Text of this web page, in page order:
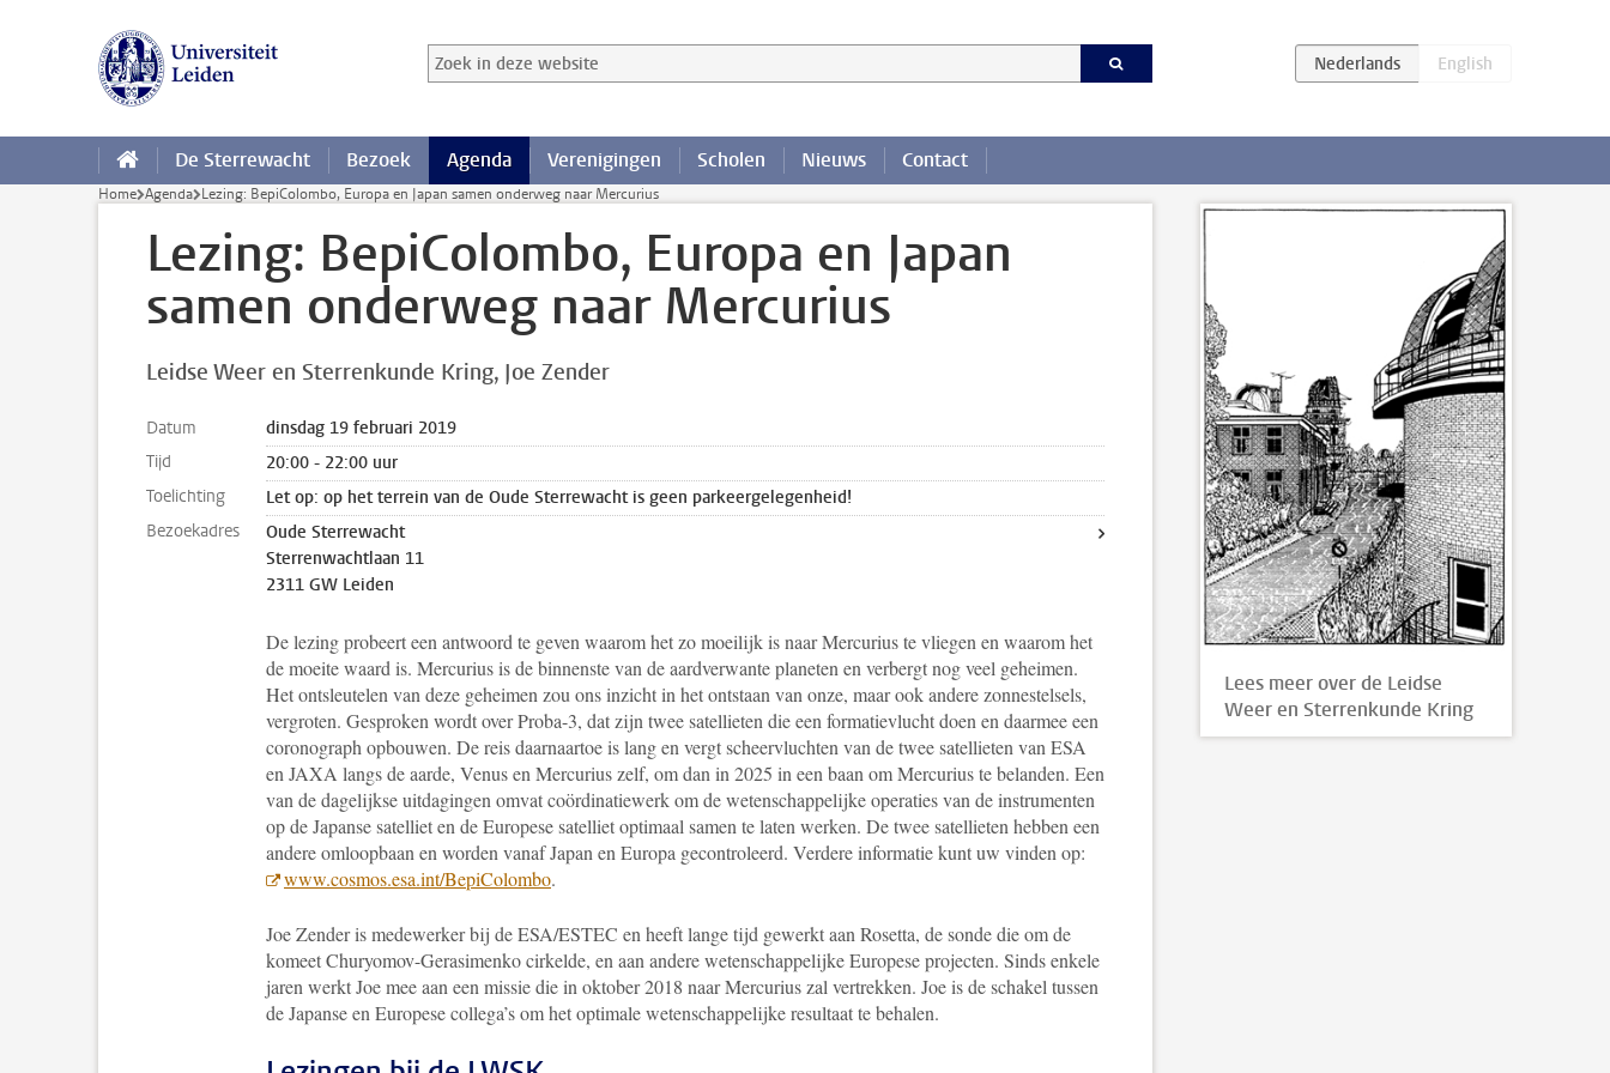
Zoek in deze website
Zoekterm
De Sterrewacht Bezoek Agenda Verenigingen Scholen Nieuws Contact
Home Agenda Lezing: BepiColombo, Europa en Japan samen onderweg naar Mercurius
Lezing: BepiColombo, Europa en Japan
samen onderweg naar Mercurius
Leidse Weer en Sterrenkunde Kring Joe Zender
Datum
dinsdag 19 februari 2019
Tijd
20:00 - 22:00 uur
Toelichting
Let op: op het terrein van de Oude Sterrewacht is geen parkeergelegenheid!
Bezoekadres
Oude Sterrewacht
Sterrenwachtlaan 11
2311 GW Leiden
De lezing probeert een antwoord te geven waarom het zo moeilijk is naar Mercurius te vliegen en waarom het
de moeite waard is. Mercurius is de binnenste van de aardverwante planeten en verbergt nog veel geheimen.
Het ontsleutelen van deze geheimen zou ons inzicht in het ontstaan van onze, maar ook andere zonnestelsels,
vergroten. Gesproken wordt over Proba-3, dat zijn twee satellieten die een formatievlucht doen en daarmee een
coronograph opbouwen. De reis daarnaartoe is lang en vergt scheervluchten van de twee satellieten van ESA
en JAXA langs de aarde, Venus en Mercurius zelf, om dan in 2025 in een baan om Mercurius te belanden. Een
van de dagelijkse uitdagingen omvat coördinatiewerk om de wetenschappelijke operaties van de instrumenten
op de Japanse satelliet en de Europese satelliet optimaal samen te laten werken. De twee satellieten hebben een
andere omloopbaan en worden vanaf Japan en Europa gecontroleerd. Verdere informatie kunt uw vinden op:
www.cosmos.esa.int/BepiColombo.
Joe Zender is medewerker bij de ESA/ESTEC en heeft lange tijd gewerkt aan Rosetta, de sonde die om de
komeet Churyomov-Gerasimenko cirkelde, en aan andere wetenschappelijke Europese projecten. Sinds enkele
jaren werkt Joe mee aan een missie die in oktober 2018 naar Mercurius zal vertrekken. Joe is de schakel tussen
de Japanse en Europese collega’s om het optimale wetenschappelijke resultaat te behalen.
Lees meer over de Leidse
Weer en Sterrenkunde Kring